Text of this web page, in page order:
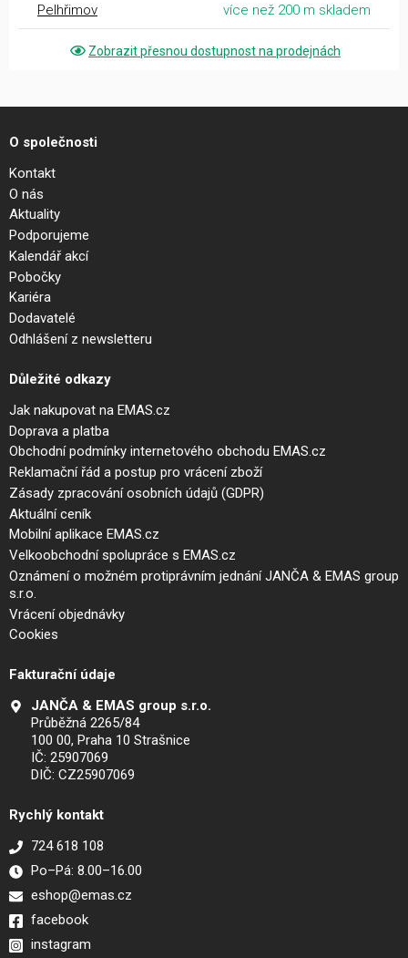
Pelhřimov více než 200 m skladem
Zobrazit přesnou dostupnost na prodejnách
O společnosti
Kontakt
O nás
Aktuality
Podporujeme
Kalendář akcí
Pobočky
Kariéra
Dodavatelé
Odhlášení z newsletteru
Důležité odkazy
Jak nakupovat na EMAS.cz
Doprava a platba
Obchodní podmínky internetového obchodu EMAS.cz
Reklamační řád a postup pro vrácení zboží
Zásady zpracování osobních údajů (GDPR)
Aktuální ceník
Mobilní aplikace EMAS.cz
Velkoobchodní spolupráce s EMAS.cz
Oznámení o možném protiprávním jednání JANČA & EMAS group
s.r.o.
Vrácení objednávky
Cookies
Fakturační údaje
JANČA & EMAS group s.r.o.
Průběžná 2265/84
100 00, Praha 10 Strašnice
IČ: 25907069
DIČ: CZ25907069
Rychlý kontakt
724 618 108
Po–Pá: 8.00–16.00
eshop@emas.cz
facebook
instagram